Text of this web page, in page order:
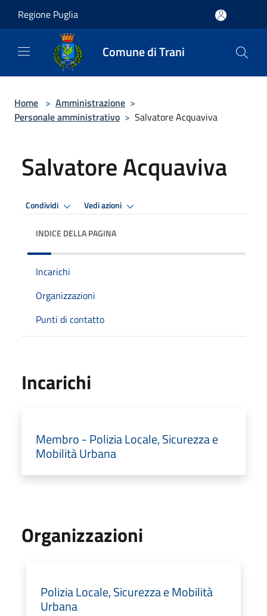
Regione Puglia
Comune di Trani
Home > Amministrazione >
Personale amministrativo > Salvatore Acquaviva
Salvatore Acquaviva
Condividi Vedi azioni
INDICE DELLA PAGINA
Incarichi
Organizzazioni
Punti di contatto
Incarichi
Membro - Polizia Locale, Sicurezza e
Mobilità Urbana
Organizzazioni
Polizia Locale, Sicurezza e Mobilità
Urbana